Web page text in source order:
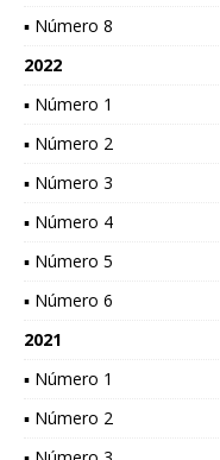
▪ Número 8
2022
▪ Número 1
▪ Número 2
▪ Número 3
▪ Número 4
▪ Número 5
▪ Número 6
2021
▪ Número 1
▪ Número 2